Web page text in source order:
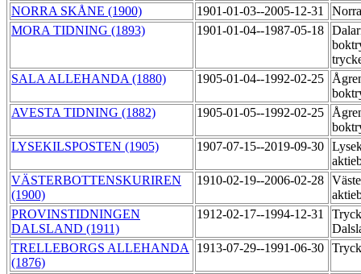
NORRA SKÅNE (1900)
1901-01-03--2005-12-31
MORA TIDNING (1893)
1901-01-04--1987-05-18
SALA ALLEHANDA (1880)
1905-01-04--1992-02-25
AVESTA TIDNING (1882)
1905-01-05--1992-02-25
LYSEKILSPOSTEN (1905)
1907-07-15--2019-09-30
VÄSTERBOTTENSKURIREN
(1900)
1910-02-19--2006-02-28
PROVINSTIDNINGEN
DALSLAND (1911)
1912-02-17--1994-12-31
TRELLEBORGS ALLEHANDA
(1876)
1913-07-29--1991-06-30